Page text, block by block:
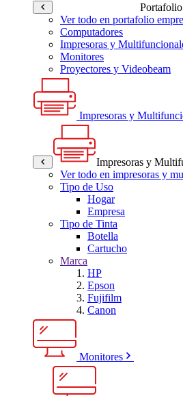
Ver todo en portafolio
Computadores
Impresoras y
Monitores
Proyectores y Videobeam
Impresoras y
Impresoras y
Ver todo en impresoras y
Tipo de Uso
Hogar
Empresa
Tipo de Tinta
Botella
Cartucho
Marca
HP
Epson
Fujifilm
Canon
Monitores